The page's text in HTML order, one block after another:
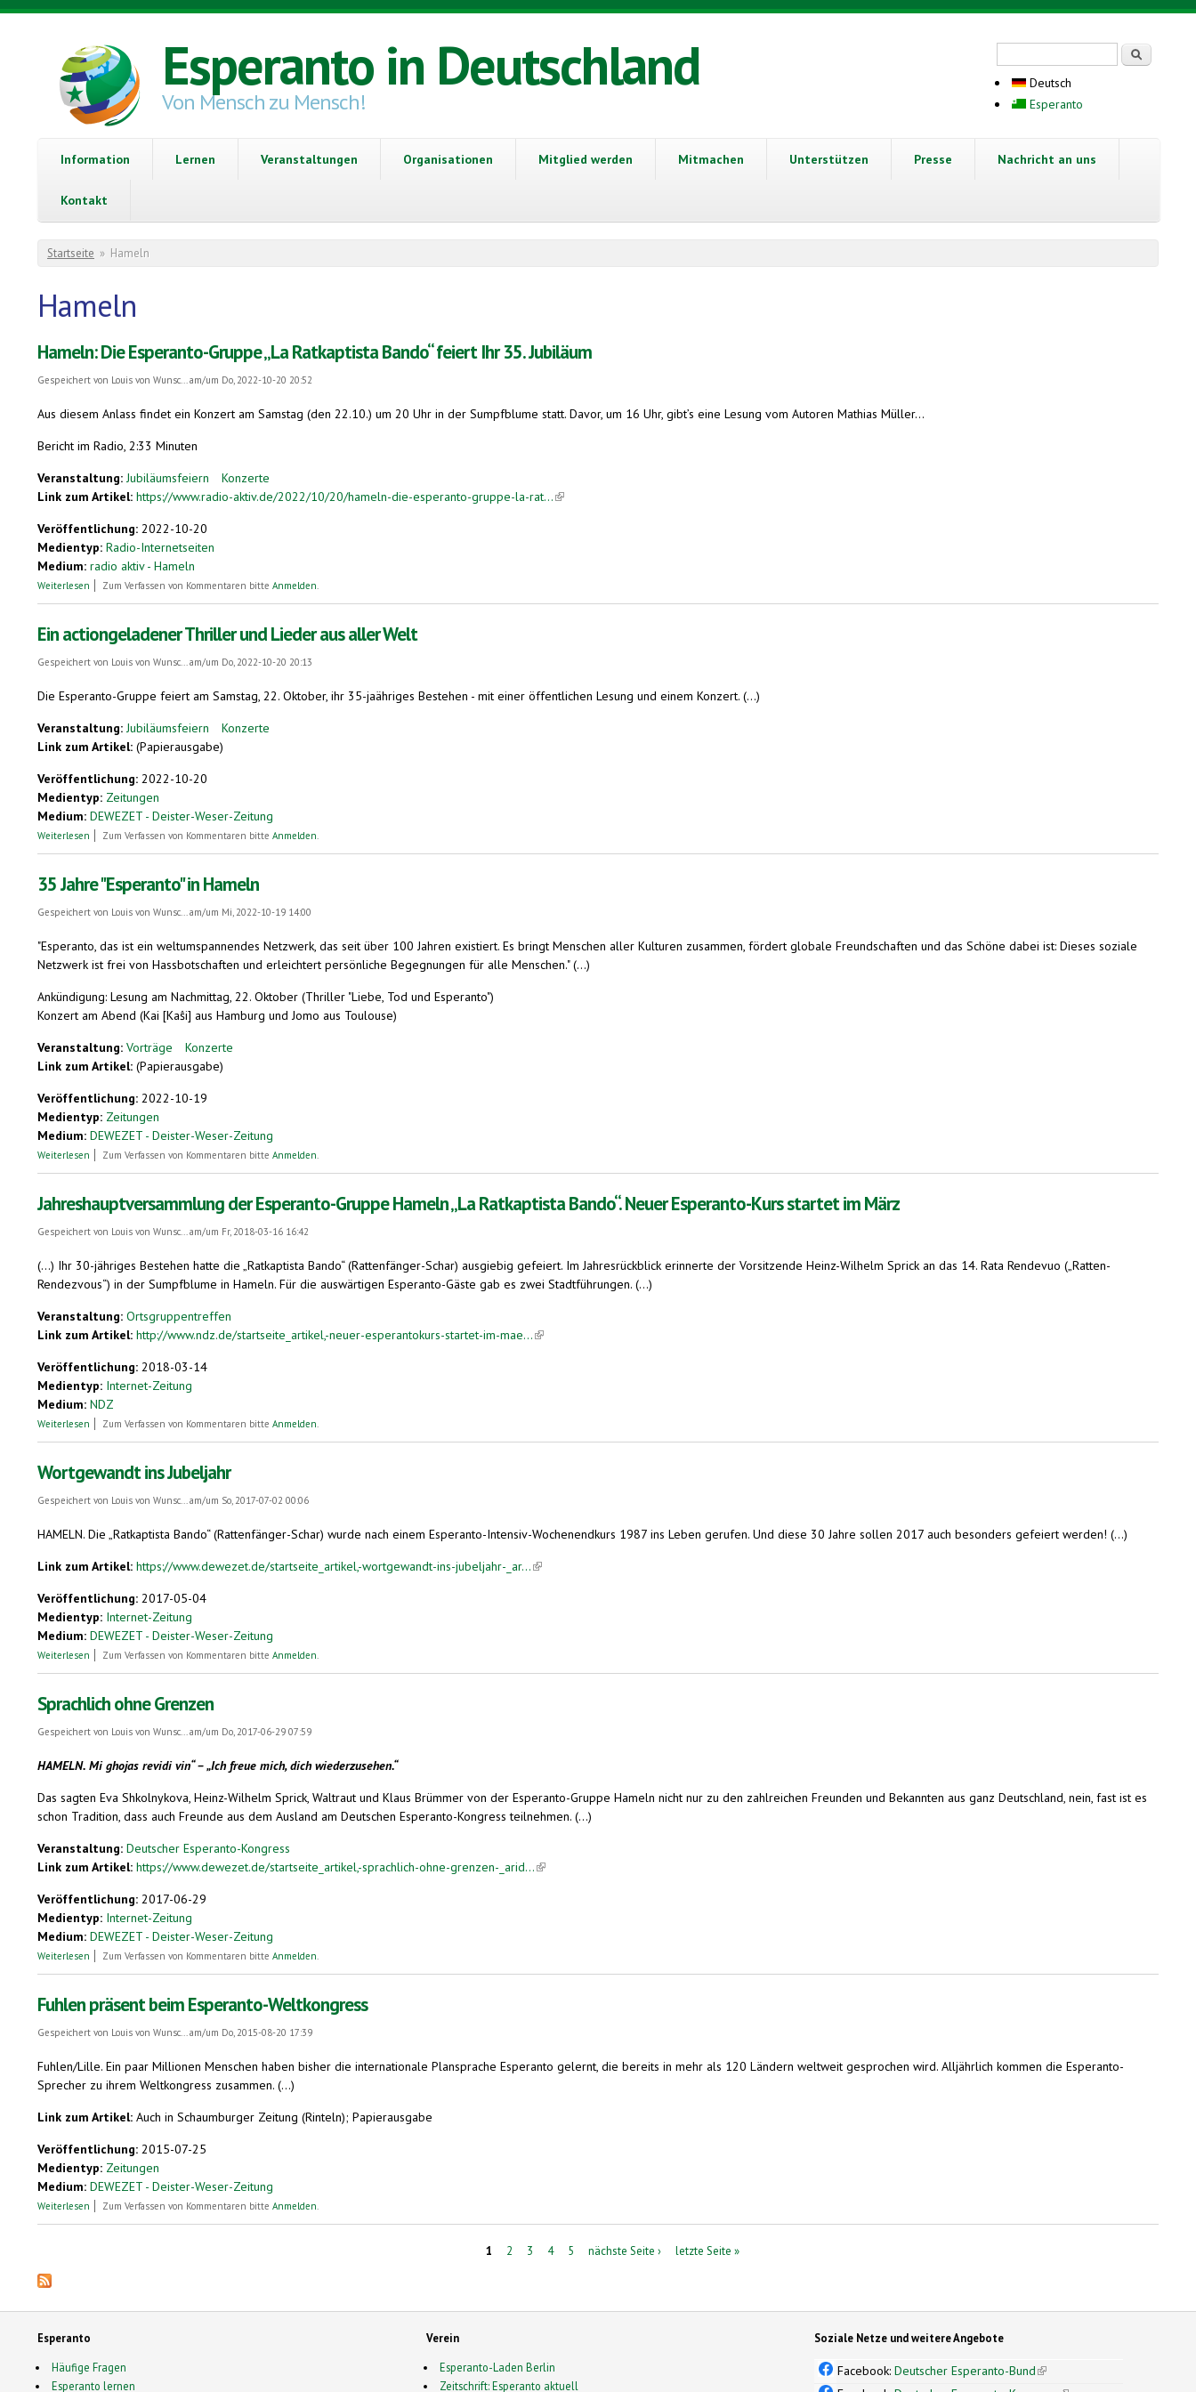
Direkt zum Inhalt
Esperanto in Deutschland
Von Mensch zu Mensch!
Deutsch
Esperanto
Information Lernen Veranstaltungen Organisationen Mitglied werden Mitmachen Unterstützen Presse Nachricht an uns
Kontakt
Sie sind hier
Startseite » Hameln
Hameln
Hameln: Die Esperanto-Gruppe „La Ratkaptista Bando“ feiert Ihr 35. Jubiläum
Gespeichert von Louis von Wunsc...am/um Do, 2022-10-20 20:52
Aus diesem Anlass findet ein Konzert am Samstag (den 22.10.) um 20 Uhr in der Sumpfblume statt. Davor, um 16 Uhr, gibt’s eine Lesung vom Autoren Mathias Müller…
Bericht im Radio, 2:33 Minuten
Veranstaltung:Jubiläumsfeiern
Konzerte
Link zum Artikel: https://www.radio-aktiv.de/2022/10/20/hameln-die-esperanto-gruppe-la-rat...(link is external)
Veröffentlichung: 2022-10-20
Medientyp: Radio-Internetseiten
Medium: radio aktiv - Hameln
Weiterlesen über Hameln: Die Esperanto-Gruppe „La Ratkaptista Bando“ feiert Ihr 35. Jubiläum
Zum Verfassen von Kommentaren bitte Anmelden.
Ein actiongeladener Thriller und Lieder aus aller Welt
Gespeichert von Louis von Wunsc...am/um Do, 2022-10-20 20:13
Die Esperanto-Gruppe feiert am Samstag, 22. Oktober, ihr 35-jaähriges Bestehen - mit einer öffentlichen Lesung und einem Konzert. (...)
Veranstaltung:Jubiläumsfeiern
Konzerte
Link zum Artikel: (Papierausgabe)
Veröffentlichung: 2022-10-20
Medientyp: Zeitungen
Medium: DEWEZET - Deister-Weser-Zeitung
Weiterlesen über Ein actiongeladener Thriller und Lieder aus aller Welt
Zum Verfassen von Kommentaren bitte Anmelden.
35 Jahre "Esperanto" in Hameln
Gespeichert von Louis von Wunsc...am/um Mi, 2022-10-19 14:00
"Esperanto, das ist ein weltumspannendes Netzwerk, das seit über 100 Jahren existiert. Es bringt Menschen aller Kulturen zusammen, fördert globale Freundschaften und das Schöne dabei ist: Dieses soziale
Netzwerk ist frei von Hassbotschaften und erleichtert persönliche Begegnungen für alle Menschen." (...)
Ankündigung: Lesung am Nachmittag, 22. Oktober (Thriller "Liebe, Tod und Esperanto")
Konzert am Abend (Kai [Kaŝi] aus Hamburg und Jomo aus Toulouse)
Veranstaltung: Vorträge
Konzerte
Link zum Artikel: (Papierausgabe)
Veröffentlichung: 2022-10-19
Medientyp: Zeitungen
Medium: DEWEZET - Deister-Weser-Zeitung
Weiterlesen über 35 Jahre "Esperanto" in Hameln
Zum Verfassen von Kommentaren bitte Anmelden.
Jahreshauptversammlung der Esperanto-Gruppe Hameln „La Ratkaptista Bando“. Neuer Esperanto-Kurs startet im März
Gespeichert von Louis von Wunsc...am/um Fr, 2018-03-16 16:42
(...) Ihr 30-jähriges Bestehen hatte die „Ratkaptista Bando“ (Rattenfänger-Schar) ausgiebig gefeiert. Im Jahresrückblick erinnerte der Vorsitzende Heinz-Wilhelm Sprick an das 14. Rata Rendevuo („Ratten-
Rendezvous“) in der Sumpfblume in Hameln. Für die auswärtigen Esperanto-Gäste gab es zwei Stadtführungen. (...)
Veranstaltung: Ortsgruppentreffen
Link zum Artikel: http://www.ndz.de/startseite_artikel,-neuer-esperantokurs-startet-im-mae...(link is external)
Veröffentlichung: 2018-03-14
Medientyp: Internet-Zeitung
Medium: NDZ
Weiterlesen über Jahreshauptversammlung der Esperanto-Gruppe Hameln „La Ratkaptista Bando“. Neuer Esperanto-Kurs startet im März
Zum Verfassen von Kommentaren bitte Anmelden.
Wortgewandt ins Jubeljahr
Gespeichert von Louis von Wunsc...am/um So, 2017-07-02 00:06
HAMELN. Die „Ratkaptista Bando“ (Rattenfänger-Schar) wurde nach einem Esperanto-Intensiv-Wochenendkurs 1987 ins Leben gerufen. Und diese 30 Jahre sollen 2017 auch besonders gefeiert werden! (...)
Link zum Artikel: https://www.dewezet.de/startseite_artikel,-wortgewandt-ins-jubeljahr-_ar...(link is external)
Veröffentlichung: 2017-05-04
Medientyp: Internet-Zeitung
Medium: DEWEZET - Deister-Weser-Zeitung
Weiterlesen über Wortgewandt ins Jubeljahr
Zum Verfassen von Kommentaren bitte Anmelden.
Sprachlich ohne Grenzen
Gespeichert von Louis von Wunsc...am/um Do, 2017-06-29 07:59
HAMELN. Mi ghojas revidi vin“ – „Ich freue mich, dich wiederzusehen.“
Das sagten Eva Shkolnykova, Heinz-Wilhelm Sprick, Waltraut und Klaus Brümmer von der Esperanto-Gruppe Hameln nicht nur zu den zahlreichen Freunden und Bekannten aus ganz Deutschland, nein, fast ist es
schon Tradition, dass auch Freunde aus dem Ausland am Deutschen Esperanto-Kongress teilnehmen. (...)
Veranstaltung: Deutscher Esperanto-Kongress
Link zum Artikel: https://www.dewezet.de/startseite_artikel,-sprachlich-ohne-grenzen-_arid...(link is external)
Veröffentlichung: 2017-06-29
Medientyp: Internet-Zeitung
Medium: DEWEZET - Deister-Weser-Zeitung
Weiterlesen über Sprachlich ohne Grenzen
Zum Verfassen von Kommentaren bitte Anmelden.
Fuhlen präsent beim Esperanto-Weltkongress
Gespeichert von Louis von Wunsc...am/um Do, 2015-08-20 17:39
Fuhlen/Lille. Ein paar Millionen Menschen haben bisher die internationale Plansprache Esperanto gelernt, die bereits in mehr als 120 Ländern weltweit gesprochen wird. Alljährlich kommen die Esperanto-
Sprecher zu ihrem Weltkongress zusammen. (...)
Link zum Artikel: Auch in Schaumburger Zeitung (Rinteln); Papierausgabe
Veröffentlichung: 2015-07-25
Medientyp: Zeitungen
Medium: DEWEZET - Deister-Weser-Zeitung
Weiterlesen über Fuhlen präsent beim Esperanto-Weltkongress
Zum Verfassen von Kommentaren bitte Anmelden.
1 2 3 4 5 nächste Seite › letzte Seite »
Esperanto
Häufige Fragen
Esperanto lernen
Verein
Esperanto-Laden Berlin
Zeitschrift: Esperanto aktuell
Soziale Netze und weitere Angebote
Facebook:Deutscher Esperanto-Bund(link is external)